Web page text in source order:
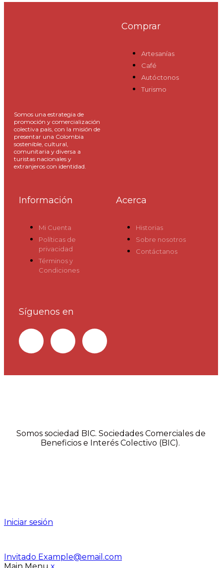
Somos una estrategia de
promoción y comercialización
colectiva país, con la misión de
presentar una Colombia
sostenible, cultural,
comunitaria y diversa a
turistas nacionales y
extranjeros con identidad.
Comprar
Artesanías
Café
Autóctonos
Turismo
Información
Mi Cuenta
Políticas de
privacidad
Términos y
Condiciones
Acerca
Historias
Sobre nosotros
Contáctanos
Síguenos en
Somos sociedad BIC. Sociedades Comerciales de
Beneficios e Interés Colectivo (BIC).
Iniciar sesión
Invitado Example@email.com